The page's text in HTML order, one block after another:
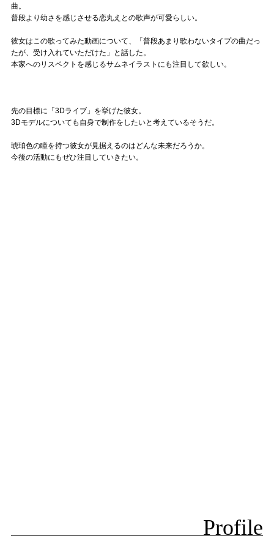
曲。
普段より幼さを感じさせる恋丸えとの歌声が可愛らしい。
彼女はこの歌ってみた動画について、「普段あまり歌わないタイプの曲だっ
たが、受け入れていただけた」と話した。
本家へのリスペクトを感じるサムネイラストにも注目して欲しい。
先の目標に「3Dライブ」を挙げた彼女。
3Dモデルについても自身で制作をしたいと考えているそうだ。
琥珀色の瞳を持つ彼女が見据えるのはどんな未来だろうか。
今後の活動にもぜひ注目していきたい。
Profile